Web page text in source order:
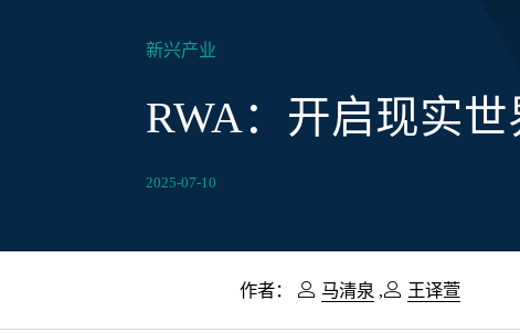
新兴产业
RWA：开启现实
2025-07-10
作者： 马清泉 , 王译萱